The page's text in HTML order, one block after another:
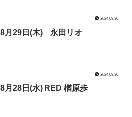
2024.08.30
8月29日(木) 永田リオ
2024.08.30
8月28日(水) RED 楢原歩